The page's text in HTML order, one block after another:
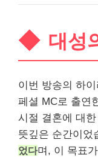
대성
이번 방송의 하
페셜 MC로 출연
시절 결혼에 대
뜻깊은 순간이었
었다며, 이 목표